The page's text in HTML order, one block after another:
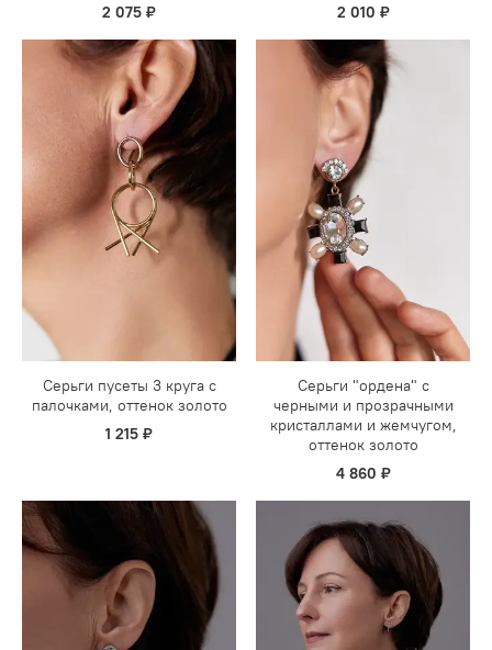
2 075 ₽
2 010 ₽
Серьги пусеты 3 круга с
палочками, оттенок золото
1 215 ₽
Серьги "ордена" с
черными и прозрачными
кристаллами и жемчугом,
оттенок золото
4 860 ₽